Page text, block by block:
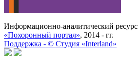
Информационно-аналитический ресурс
«Похоронный портал», 2014 - гг.
Поддержка - © Cтудия «Interland»